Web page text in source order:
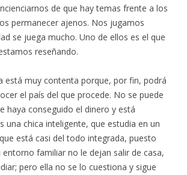
de que hay temas frente a los
permanecer ajenos. Nos jugamos
se juega mucho. Uno de ellos es el que
reseñando.
está muy contenta porque, por fin, podrá
el país del que procede. No se puede
haya conseguido el dinero y está
una chica inteligente, que estudia en un
está casi del todo integrada, puesto
entorno familiar no le dejan salir de casa,
pero ella no se lo cuestiona y sigue